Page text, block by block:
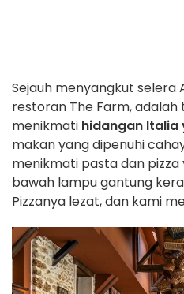
Sejauh menyangkut selera
restoran The Farm,
menikmati hidangan Italia
makan yang dipenuhi
menikmati pasta dan
bawah lampu gantung
Pizzanya lezat, dan kami